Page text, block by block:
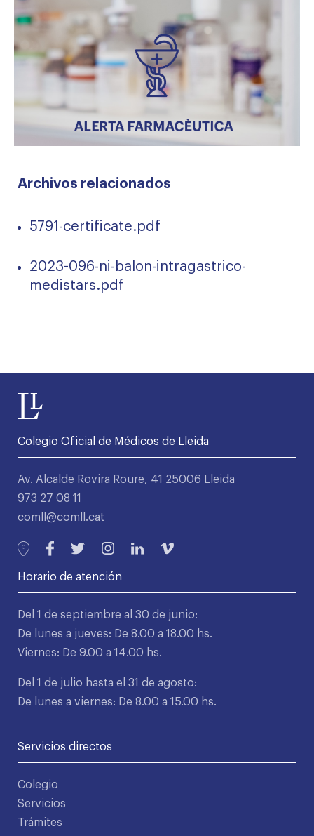
Archivos relacionados
5791-certificate.pdf
2023-096-ni-balon-intragastrico-
medistars.pdf
Colegio Oficial de Médicos de Lleida
Av. Alcalde Rovira Roure, 41 25006 Lleida
973 27 08 11
comll@comll.cat
Horario de atención
Del 1 de septiembre al 30 de junio:
De lunes a jueves: De 8.00 a 18.00 hs.
Viernes: De 9.00 a 14.00 hs.
Del 1 de julio hasta el 31 de agosto:
De lunes a viernes: De 8.00 a 15.00 hs.
Servicios directos
Colegio
Servicios
Trámites